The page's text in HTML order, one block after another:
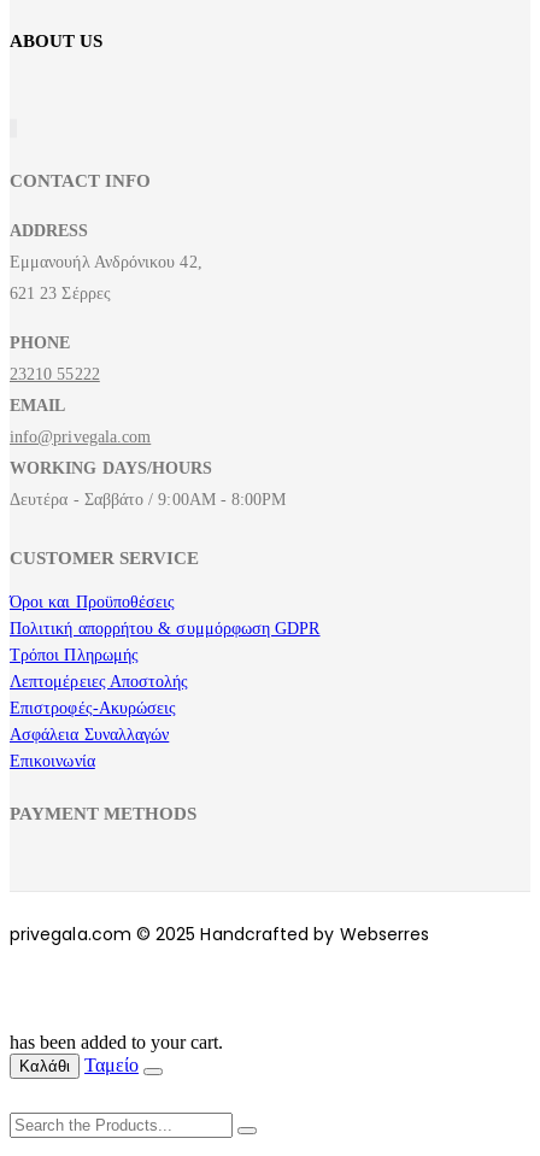
ABOUT US
CONTACT INFO
ADDRESS
Εμμανουήλ Ανδρόνικου 42,
621 23 Σέρρες
PHONE
23210 55222
EMAIL
info@privegala.com
WORKING DAYS/HOURS
Δευτέρα - Σαββάτο / 9:00AM - 8:00PM
CUSTOMER SERVICE
Όροι και Προϋποθέσεις
Πολιτική απορρήτου & συμμόρφωση GDPR
Τρόποι Πληρωμής
Λεπτομέρειες Αποστολής
Επιστροφές-Ακυρώσεις
Ασφάλεια Συναλλαγών
Επικοινωνία
PAYMENT METHODS
privegala.com © 2025 Handcrafted by Webserres
has been added to your cart.
Καλάθι Ταμείο